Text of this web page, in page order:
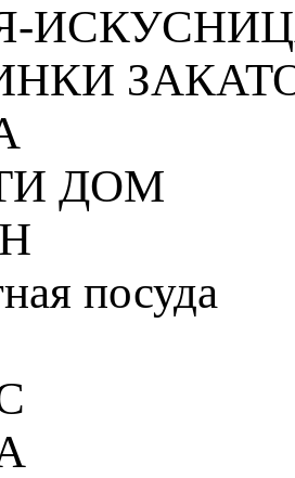
ДОМ
посуда